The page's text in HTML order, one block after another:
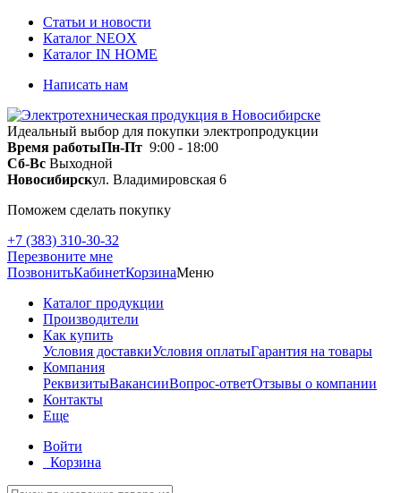
Статьи и новости
Каталог NEOX
Каталог IN HOME
Написать нам
Идеальный выбор для покупки электропродукции
Время работыПн-Пт 9:00 - 18:00
Сб-Вс Выходной
Новосибирскул. Владимировская 6
Поможем сделать покупку
+7 (383) 310-30-32
Перезвоните мне
ПозвонитьКабинетКорзинаМеню
Каталог продукции
Производители
Как купить
Условия доставкиУсловия оплатыГарантия на товары
Компания
РеквизитыВакансииВопрос-ответОтзывы о компании
Контакты
Еще
Войти
Корзина